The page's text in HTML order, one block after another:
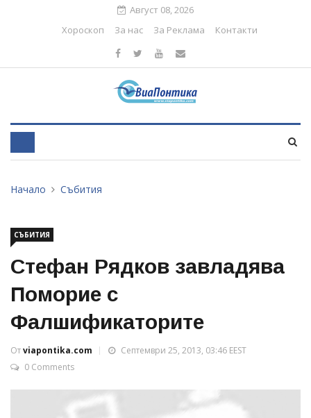
Август 08, 2026
Хороскоп
За нас За Реклама Контакти
Начало Събития
СЪБИТИЯ
Стефан Рядков завладява
Поморие с
Фалшификаторите
Отviapontika.com
Септември 25, 2013, 03:46 EEST
0 Comments